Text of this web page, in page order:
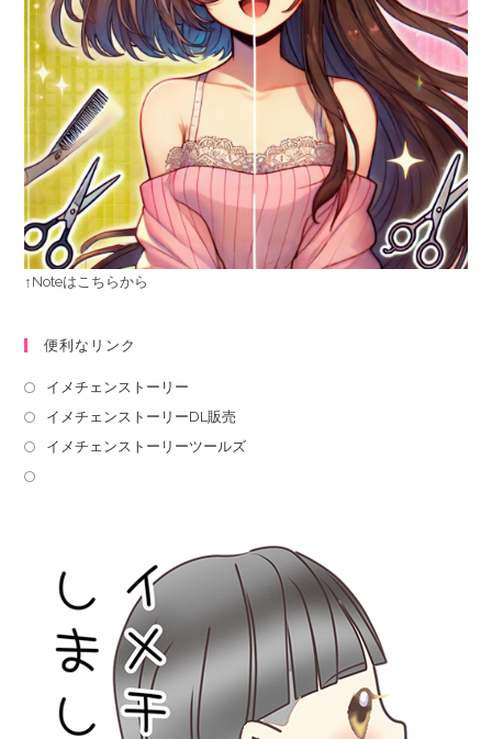
↑Noteはこちらから
便利なリンク
イメチェンストーリー
イメチェンストーリーDL販売
イメチェンストーリーツールズ